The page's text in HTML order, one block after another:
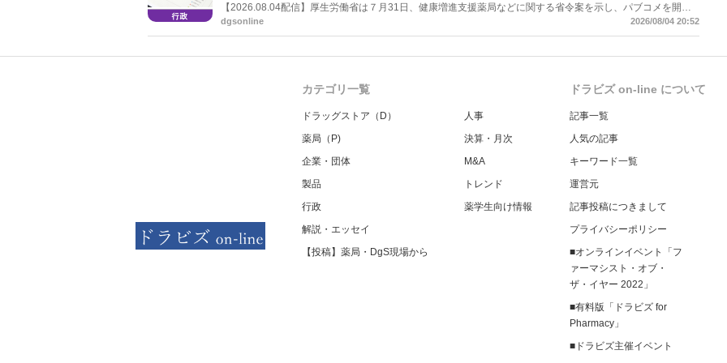
【2026.08.04配信】厚生労働省は７月31日、健康増進支援薬局などに関する省令案を示し、パブコメを開始
した。受診勧奨を行った後に、当該医療機関や連携機関に対して、利用者の相談内容や薬剤及び医薬品に関す
dgsonline 2026/08/04 20:52
カテゴリ一覧
ドラッグストア（D）
薬局（P)
企業・団体
製品
行政
解説・エッセイ
【投稿】薬局・DgS現場から
人事
決算・月次
M&A
トレンド
薬学生向け情報
ドラビズ on-line について
記事一覧
人気の記事
キーワード一覧
運営元
記事投稿につきまして
プライバシーポリシー
■オンラインイベント「フ
ァーマシスト・オブ・
ザ・イヤー 2022」
■有料版「ドラビズ for
Pharmacy」
■ドラビズ主催イベント